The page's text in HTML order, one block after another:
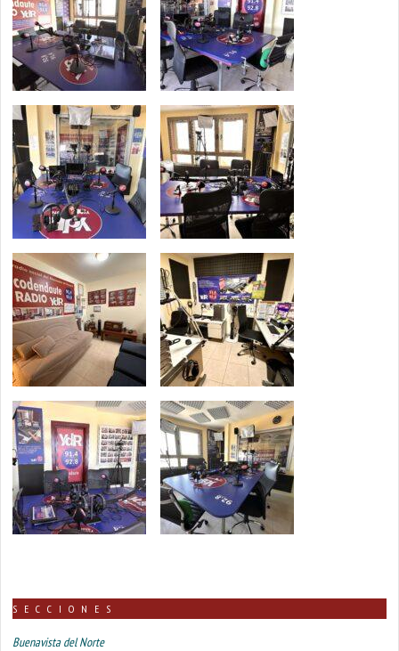
SECCIONES
Buenavista del Norte